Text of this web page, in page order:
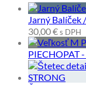
Jarný
30,00€s DPH
PIECHOPAT